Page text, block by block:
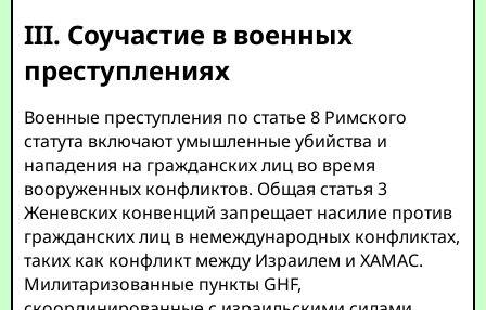
III. Соучастие в военных
преступлениях
Военные преступления по статье 8 Римского
статута включают умышленные убийства и
нападения на гражданских лиц во время
вооруженных конфликтов. Общая статья 3
Женевских конвенций запрещает насилие против
гражданских лиц в немеждународных конфликтах,
таких как конфликт между Израилем и ХАМАС.
Милитаризованные пункты GHF,